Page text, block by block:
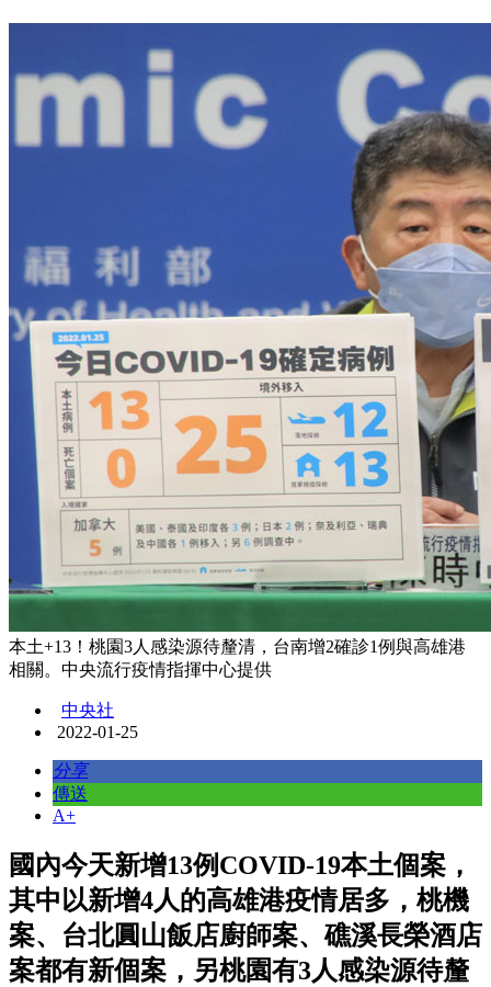
本土+13！桃園3人感染源待釐清，台南增2確診1例與高雄港
相關。中央流行疫情指揮中心提供
中央社
2022-01-25
分享
傳送
A+
國內今天新增13例COVID-19本土個案，
其中以新增4人的高雄港疫情居多，桃機
案、台北圓山飯店廚師案、礁溪長榮酒店
案都有新個案，另桃園有3人感染源待釐